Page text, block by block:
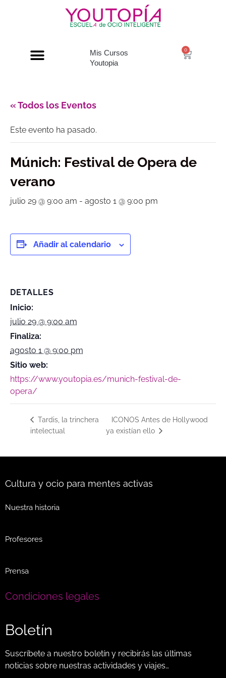
Mis Cursos
Youtopia
0
« Todos los Eventos
Este evento ha pasado.
Múnich: Festival de Opera de
verano
julio 29 @ 9:00 am - agosto 1 @ 9:00 pm
Añadir al calendario
DETALLES
Inicio:
julio 29 @ 9:00 am
Finaliza:
agosto 1 @ 9:00 pm
Sitio web:
https://www.youtopia.es/munich-festival-de-
opera/
Tardis, la trinchera
intelectual
ICONOS Antes de Hollywood
ya existían ello
Cultura y ocio para mentes activas
Nuestra historia
Profesores
Prensa
Condiciones legales
Boletín
Suscríbete a nuestro boletín y recibirás las últimas
noticias sobre nuestras actividades y viajes…